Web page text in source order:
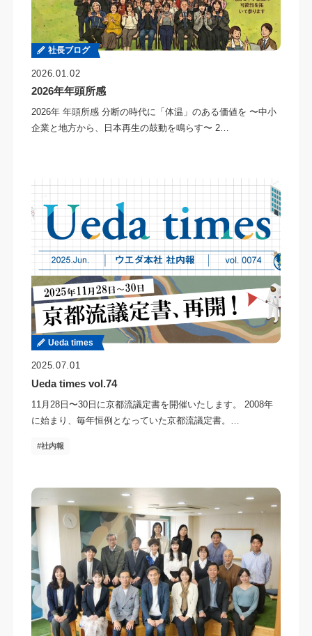
社長ブログ
2026.01.02
2026年年頭所感
2026年 年頭所感 分断の時代に「体温」のある価値を 〜中小
企業と地方から、日本再生の鼓動を鳴らす〜 2…
Ueda times
2025.07.01
Ueda times vol.74
11月28日〜30日に京都流議定書を開催いたします。 2008年
に始まり、毎年恒例となっていた京都流議定書。…
社内報